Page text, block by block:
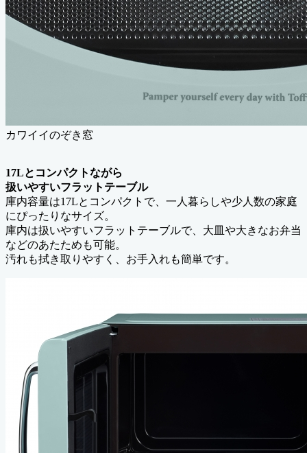
カワイイのぞき窓
17Lとコンパクトながら
扱いやすいフラットテーブル
庫内容量は17Lとコンパクトで、一人暮らしや少人数の家庭
にぴったりなサイズ。
庫内は扱いやすいフラットテーブルで、大皿や大きなお弁当
などのあたためも可能。
汚れも拭き取りやすく、お手入れも簡単です。